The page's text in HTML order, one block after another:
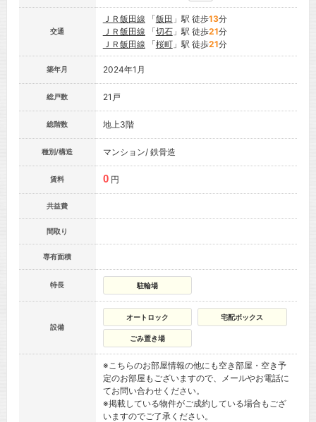
交通
ＪＲ飯田線 「飯田 」駅 徒歩13分
ＪＲ飯田線 「切石」駅 徒歩21分
ＪＲ飯田線 「桜町」駅 徒歩21分
築年月 2024年1月
総戸数 21戸
総階数 地上3階
種別/構造 マンション/ 鉄骨造
賃料 0 円
共益費
間取り
専有面積
特長 駐輪場
設備
オートロック 宅配ボックス
ごみ置き場
※こちらのお部屋情報の他にも空き部屋・空き予
定のお部屋もございますので、メールやお電話に
てお問い合わせください。
※掲載している物件がご成約している場合もござ
いますのでご了承ください。